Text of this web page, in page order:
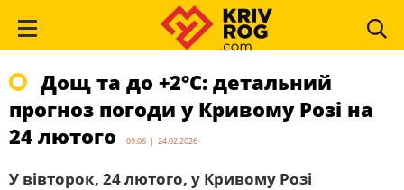
Дощ та до +2°С: детальний
прогноз погоди у Кривому Розі на
24 лютого
09:06 | 24.02.2026
У вівторок, 24 лютого, у Кривому Розі